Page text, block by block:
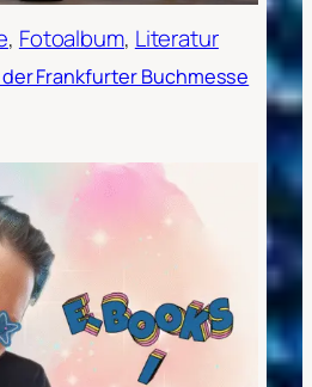
, Fotoalbum, Literatur
der Frankfurter Buchmesse